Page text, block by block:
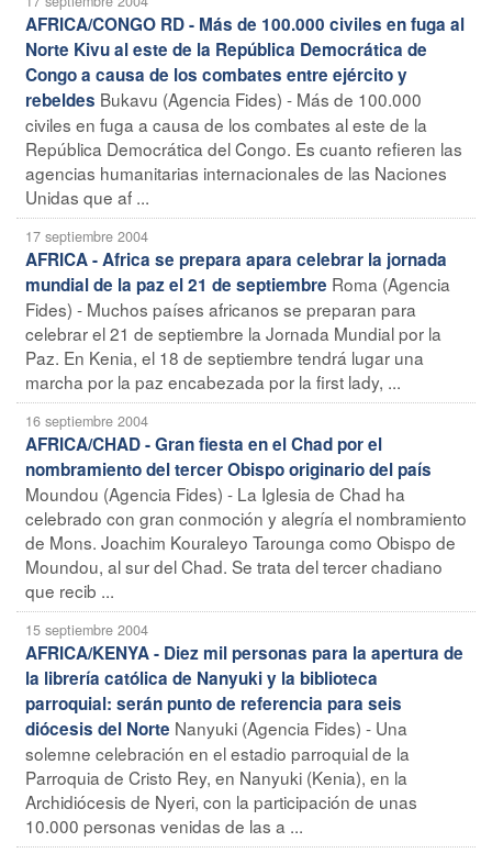
AFRICA/CONGO RD - Más de 100.000 civiles en fuga al
Norte Kivu al este de la República Democrática de
Congo a causa de los combates entre ejército y
rebeldes Bukavu (Agencia Fides) - Más de 100.000
civiles en fuga a causa de los combates al este de la
República Democrática del Congo. Es cuanto refieren las
agencias humanitarias internacionales de las Naciones
Unidas que af ...
17 septiembre 2004
AFRICA - Africa se prepara apara celebrar la jornada
mundial de la paz el 21 de septiembre Roma (Agencia
Fides) - Muchos países africanos se preparan para
celebrar el 21 de septiembre la Jornada Mundial por la
Paz. En Kenia, el 18 de septiembre tendrá lugar una
marcha por la paz encabezada por la first lady, ...
16 septiembre 2004
AFRICA/CHAD - Gran fiesta en el Chad por el
nombramiento del tercer Obispo originario del país
Moundou (Agencia Fides) - La Iglesia de Chad ha
celebrado con gran conmoción y alegría el nombramiento
de Mons. Joachim Kouraleyo Tarounga como Obispo de
Moundou, al sur del Chad. Se trata del tercer chadiano
que recib ...
15 septiembre 2004
AFRICA/KENYA - Diez mil personas para la apertura de
la librería católica de Nanyuki y la biblioteca
parroquial: serán punto de referencia para seis
diócesis del Norte Nanyuki (Agencia Fides) - Una
solemne celebración en el estadio parroquial de la
Parroquia de Cristo Rey, en Nanyuki (Kenia), en la
Archidiócesis de Nyeri, con la participación de unas
10.000 personas venidas de las a ...